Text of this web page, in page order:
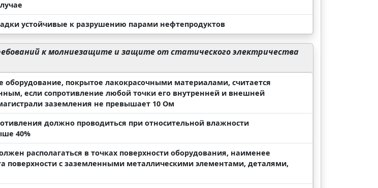
устойчивые к разрушению парами нефтепродуктов
к молниезащите и защите от статического электричества
оборудование, покрытое лакокрасочными материалами, считается
если сопротивление любой точки его внутренней и внешней
заземления не превышает 10 Ом
должно проводиться при относительной влажности
40%
располагаться в точках поверхности оборудования, наименее
поверхности с заземленными металлическими элементами, деталями,